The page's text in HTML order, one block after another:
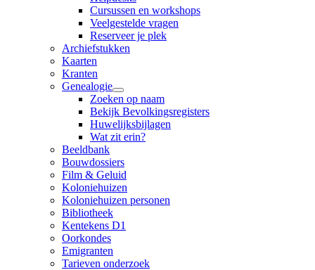
Cursussen en workshops
Veelgestelde vragen
Reserveer je plek
Archiefstukken
Kaarten
Kranten
Genealogie
Zoeken op naam
Bekijk Bevolkingsregisters
Huwelijksbijlagen
Wat zit erin?
Beeldbank
Bouwdossiers
Film & Geluid
Koloniehuizen
Koloniehuizen personen
Bibliotheek
Kentekens D1
Oorkondes
Emigranten
Tarieven onderzoek